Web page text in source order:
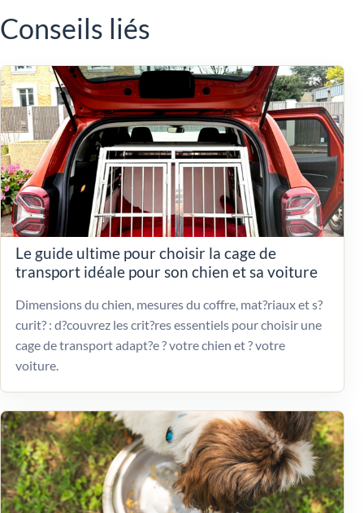
Conseils liés
Le guide ultime pour choisir la cage de
transport idéale pour son chien et sa voiture
Dimensions du chien, mesures du coffre, mat?riaux et s?
curit? : d?couvrez les crit?res essentiels pour choisir une
cage de transport adapt?e ? votre chien et ? votre
voiture.